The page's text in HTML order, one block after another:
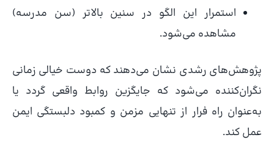
استمرار این الگو در سنین بالاتر (سن مدرسه)
مشاهده می‌شود.
پژوهش‌های رشدی نشان می‌دهند که دوست خیالی زمانی
نگران‌کننده می‌شود که جایگزین روابط واقعی گردد یا
به‌عنوان راه فرار از تنهایی مزمن و کمبود دلبستگی ایمن
عمل کند.